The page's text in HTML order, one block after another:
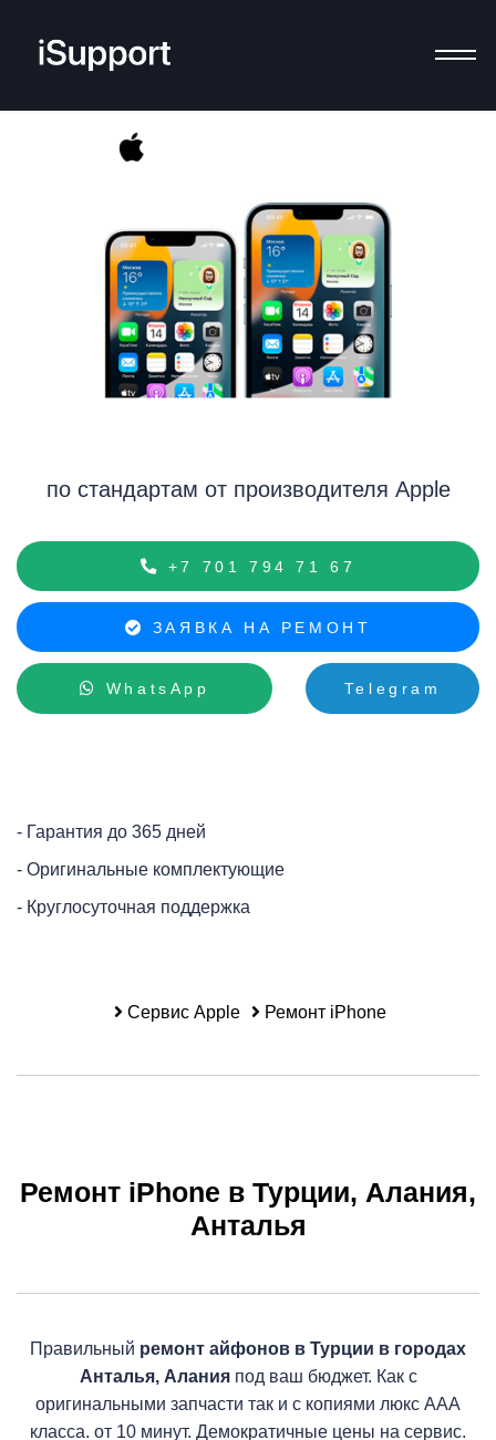
по стандартам от производителя Apple
+7 701 794 71 67
ЗАЯВКА НА РЕМОНТ
WhatsApp Telegram
- Гарантия до 365 дней
- Оригинальные комплектующие
- Круглосуточная поддержка
Сервис Apple Ремонт iPhone
Ремонт iPhone в Турции, Алания,
Анталья
Правильный ремонт айфонов в Турции в городах
Анталья, Аланияпод ваш бюджет. Как с
оригинальными запчасти так и с копиями люкс AAA
класса. от 10 минут. Демократичные цены на сервис.